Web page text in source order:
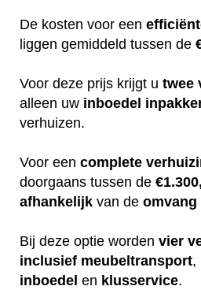
De kosten voor een
liggen gemiddeld tussen de
Voor deze prijs krijgt u twee
alleen uw inboedel
verhuizen.
Voor een complete
doorgaans tussen de
afhankelijk van de omvang
Bij deze optie worden vier
inclusief meubeltransport,
inboedel en klusservice.